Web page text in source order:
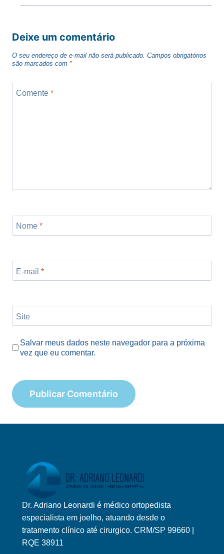
Deixe um comentário
O seu endereço de e-mail não será publicado. Campos obrigatórios
são marcados com *
Comente *
Nome *
E-mail *
Site
Salvar meus dados neste navegador para a próxima
vez que eu comentar.
Logo Adriano Leonardi Horizontal Novo
Dr. Adriano Leonardi é médico ortopedista
especialista em joelho, atuando desde o
tratamento clínico até cirurgico. CRM/SP 99660 |
RQE 38911